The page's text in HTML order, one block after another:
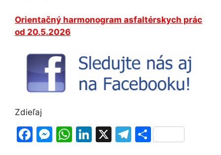
Orientačný harmonogram asfaltérskych prác
od 20.5.2026
Zdieľaj
F
M W Li X
T S